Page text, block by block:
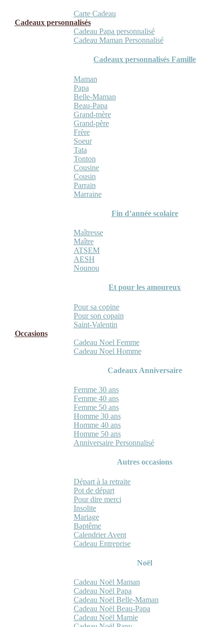
Carte Cadeau
Cadeaux personnalisés
Cadeau Papa personnalisé
Cadeau Maman Personnalisé
Cadeaux personnalisés Famille
Maman
Papa
Belle-Maman
Beau-Papa
Grand-mère
Grand-père
Frère
Soeur
Tata
Tonton
Cousine
Cousin
Parrain
Marraine
Fin d’année scolaire
Maîtresse
Maître
ATSEM
AESH
Nounou
Et pour les amoureux
Pour sa copine
Pour son copain
Saint-Valentin
Occasions
Cadeau Noel Femme
Cadeau Noel Homme
Cadeaux Anniversaire
Femme 30 ans
Femme 40 ans
Femme 50 ans
Homme 30 ans
Homme 40 ans
Homme 50 ans
Anniversaire Personnalisé
Autres occasions
Départ à la retraite
Pot de départ
Pour dire merci
Insolite
Mariage
Baptême
Calendrier Avent
Cadeau Entreprise
Noël
Cadeau Noël Maman
Cadeau Noël Papa
Cadeau Noël Belle-Maman
Cadeau Noël Beau-Papa
Cadeau Noël Mamie